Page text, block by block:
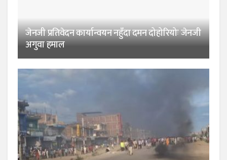
जेनजी प्रतिवेदन कार्यान्वयन नहुँदा दमन दोहोरियोः जेनजी
अगुवा हमाल